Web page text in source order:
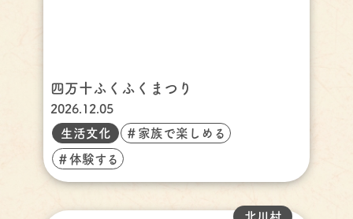
四万十ふくふくまつり
2026.12.05
生活文化
＃家族で楽しめる
＃体験する